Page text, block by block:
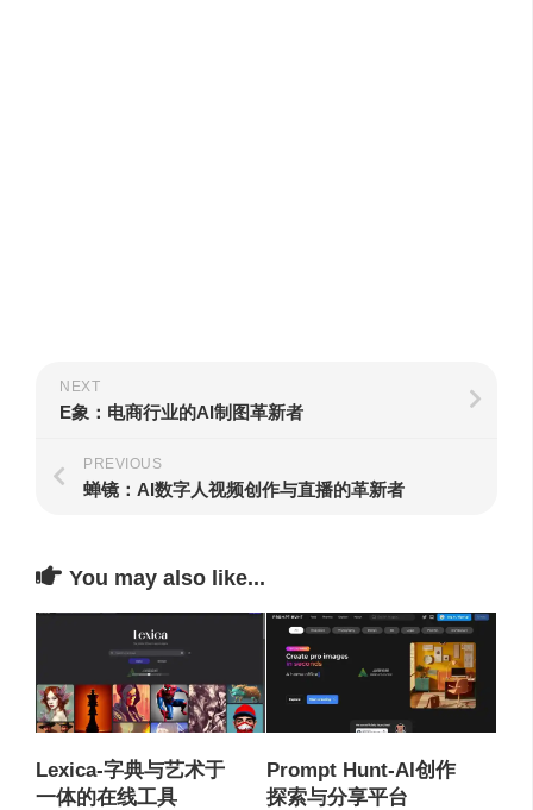
NEXT
E象：电商行业的AI制图革新者
PREVIOUS
蝉镜：AI数字人视频创作与直播的革新者
You may also like...
Lexica-字典与艺术于
一体的在线工具
Prompt Hunt-AI创作
探索与分享平台